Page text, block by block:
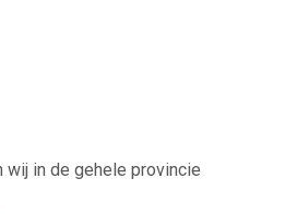
in de gehele provincie